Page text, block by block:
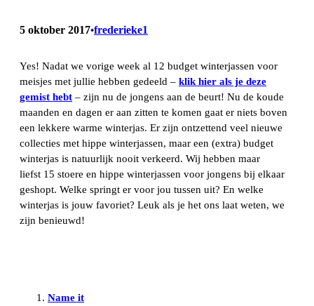
5 oktober 2017•frederieke1
Yes! Nadat we vorige week al 12 budget winterjassen voor
meisjes met jullie hebben gedeeld – klik hier als je deze
gemist hebt – zijn nu de jongens aan de beurt! Nu de koude
maanden en dagen er aan zitten te komen gaat er niets boven
een lekkere warme winterjas. Er zijn ontzettend veel nieuwe
collecties met hippe winterjassen, maar een (extra) budget
winterjas is natuurlijk nooit verkeerd. Wij hebben maar
liefst 15 stoere en hippe winterjassen voor jongens bij elkaar
geshopt. Welke springt er voor jou tussen uit? En welke
winterjas is jouw favoriet? Leuk als je het ons laat weten, we
zijn benieuwd!
Name it